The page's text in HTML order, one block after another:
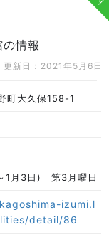
志市
情報
更新日：2021年5月6日
町大久保158-1
1月3日) 第3月曜日
izumi.l
detail/86